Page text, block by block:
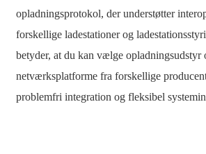
opladningsprotokol, der understøtter
forskellige ladestationer og
betyder, at du kan vælge opladningsudstyr
netværksplatforme fra forskellige
problemfri integration og fleksibel